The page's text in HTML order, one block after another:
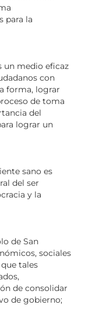
para la
un medio eficaz
con
forma, lograr
de toma
del
lograr un
sano es
del ser
y la
de San
sociales
tales
de consolidar
de gobierno;